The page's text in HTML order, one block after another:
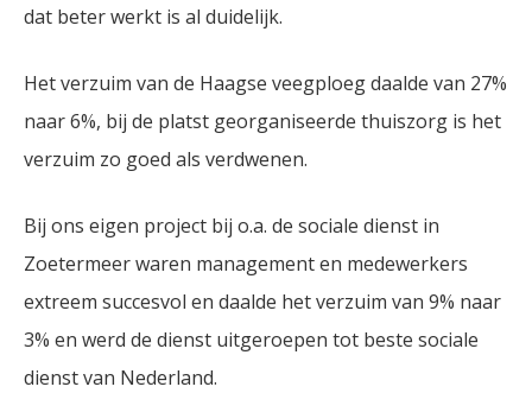
dat beter werkt is al duidelijk.
Het verzuim van de Haagse veegploeg daalde van 27%
naar 6%, bij de platst georganiseerde thuiszorg is het
verzuim zo goed als verdwenen.
Bij ons eigen project bij o.a. de sociale dienst in
Zoetermeer waren management en medewerkers
extreem succesvol en daalde het verzuim van 9% naar
3% en werd de dienst uitgeroepen tot beste sociale
dienst van Nederland.